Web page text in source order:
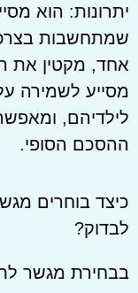
יתרונות: הוא
שמתחשבות
אחד, מקטין את
מסייע לשמירה
לילדיהם,
ההסכם הסופי.
כיצד בוחרים
לבדוק?
בבחירת מגשר